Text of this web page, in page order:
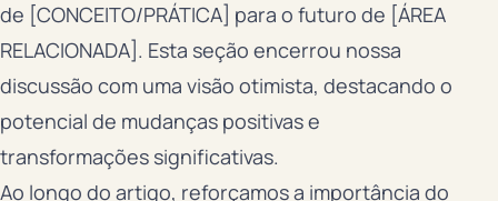
de [CONCEITO/PRÁTICA] para o futuro de [ÁREA
RELACIONADA]. Esta seção encerrou nossa
discussão com uma visão otimista, destacando o
potencial de mudanças positivas e
transformações significativas.
Ao longo do artigo, reforçamos a importância do